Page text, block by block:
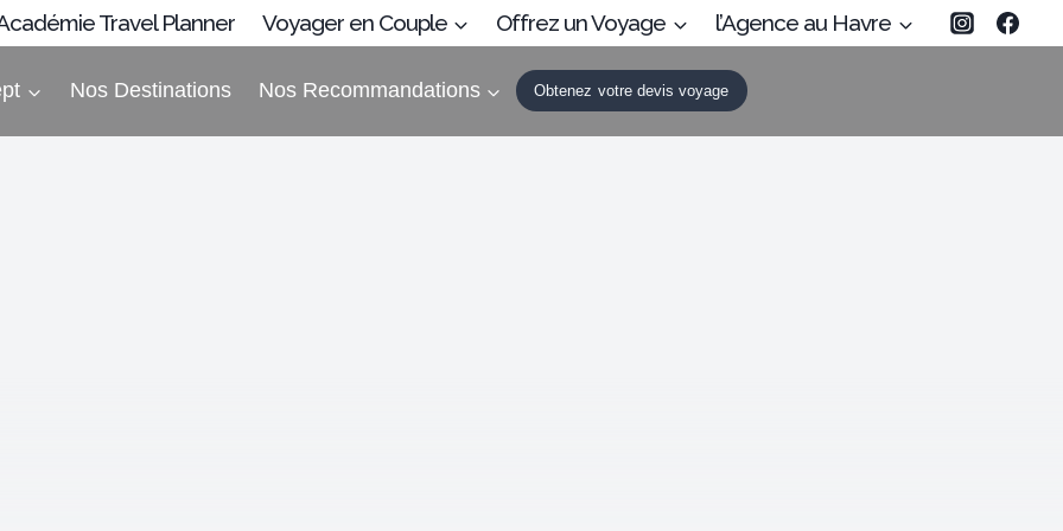
Travel Planner Voyager en Couple Offrez un Voyage l’Agence au Havre
Nos Destinations Nos Recommandations Obtenez votre devis voyage